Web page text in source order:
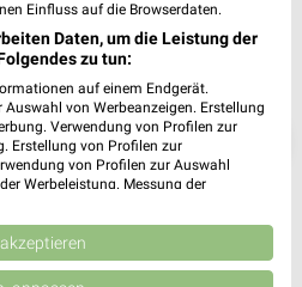
Einfluss auf die Browserdaten.
Daten, um die Leistung der
zu tun:
auf einem Endgerät.
von Werbeanzeigen. Erstellung
Verwendung von Profilen zur
Erstellung von Profilen zur
von Profilen zur Auswahl
Werbeleistung. Messung der
Quellen. Entwicklung und
reduzierter Daten zur Auswahl
Union weitergegeben und in die